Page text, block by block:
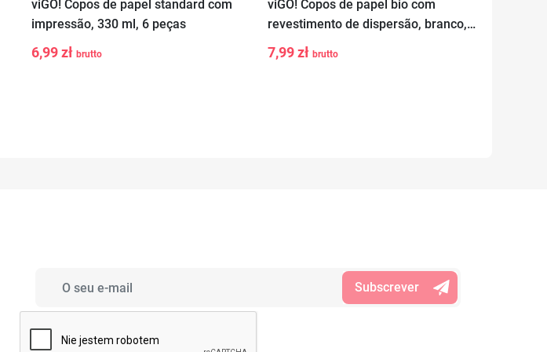
viGO! Copos de papel standard com
impressão, 330 ml, 6 peças
6,99 zł brutto
viGO! Copos de papel bio com
revestimento de dispersão, branco,
400 ml, 6 peças
7,99 zł brutto